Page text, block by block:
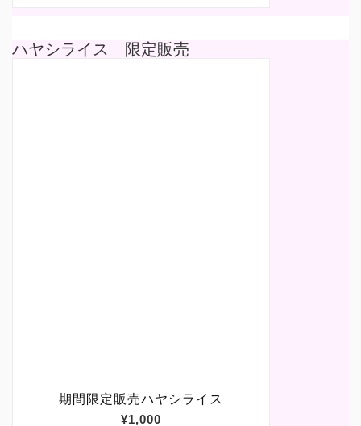
ハヤシライス 限定販売